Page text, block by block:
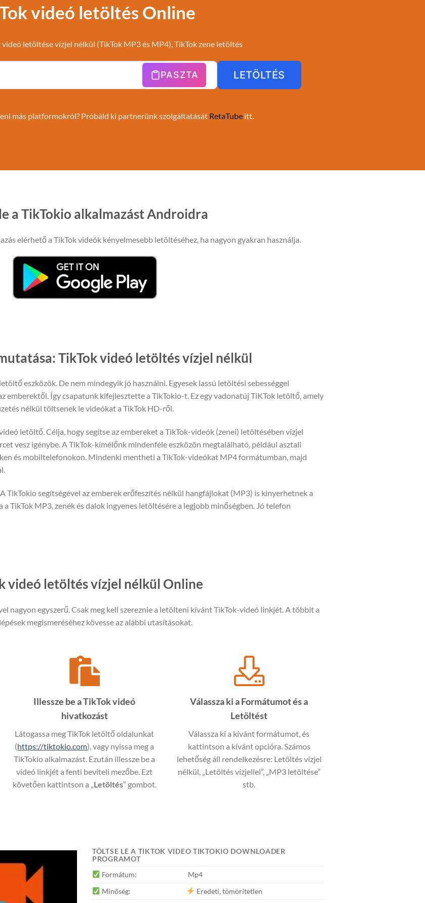
videó letöltés Online
letöltése vízjel nélkül (TikTok MP3 és MP4), TikTok zene letöltés
PASZTA LETÖLTÉS
más platformokról? Próbáld ki partnerünk szolgáltatását RetaTube itt.
a TikTokio alkalmazást Androidra
elérhető a TikTok videók kényelmesebb letöltéséhez, ha nagyon gyakran használja.
TikTok videó letöltés vízjel nélkül
eszközök. De nem mindegyik jó használni. Egyesek lassú letöltési sebességgel
emberektől. Így csapatunk kifejlesztette a TikTokio-t. Ez egy vadonatúj TiKTok letöltő, amely
nélkül töltsenek le videókat a TikTok HD-ről.
letöltő. Célja, hogy segítse az embereket a TikTok-videók (zenei) letöltésében vízjel
vesz igénybe. A TikTok-kímélőnk mindenféle eszközön megtalálható, például asztali
és mobiltelefonokon. Mindenki mentheti a TikTok-videókat MP4 formátumban, majd
TikTokio segítségével az emberek erőfeszítés nélkül hangfájlokat (MP3) is kinyerhetnek a
TikTok MP3, zenék és dalok ingyenes letöltésére a legjobb minőségben. Jó telefon
videó letöltés vízjel nélkül Online
nagyon egyszerű. Csak meg kell szereznie a letölteni kívánt TikTok-videó linkjét. A többit a
megismeréséhez kövesse az alábbi utasításokat.
Illessze be a TikTok videó
hivatkozást
Látogassa meg TikTok letöltő oldalunkat
(https://tiktokio.com), vagy nyissa meg a
TikTokio alkalmazást. Ezután illessze be a
videó linkjét a fenti beviteli mezőbe. Ezt
követően kattintson a „ Letöltés” gombot.
Válassza ki a Formátumot és a
Letöltést
Válassza ki a kívánt formátumot, és
kattintson a kívánt opcióra. Számos
lehetőség áll rendelkezésre: Letöltés vízjel
nélkül, „Letöltés vízjellel”, „MP3 letöltése”
stb.
TÖLTSE LE A TIKTOK VIDEO TIKTOKIO DOWNLOADER
PROGRAMOT
Formátum:
Mp4
Minőség:
Eredeti, tömörítetlen